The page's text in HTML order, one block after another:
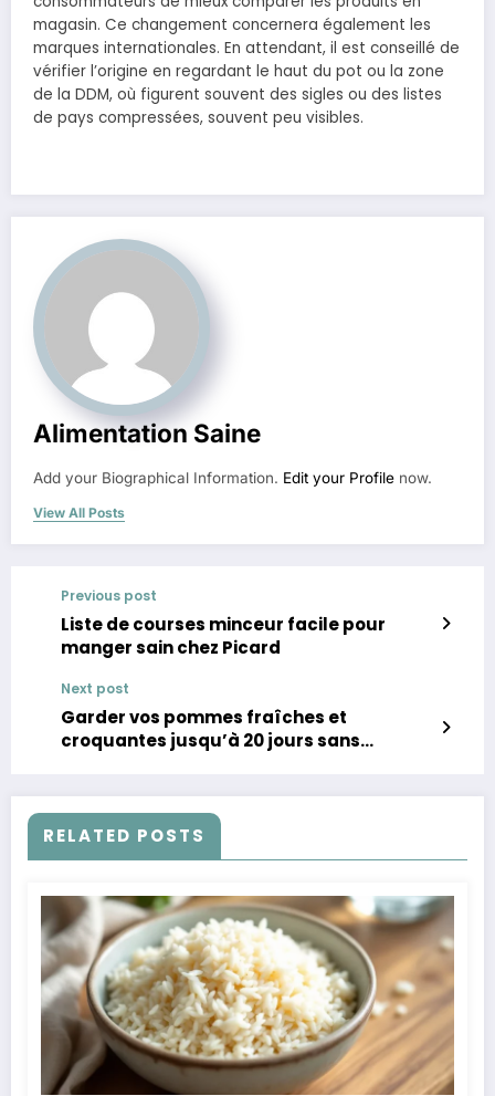
magasin. Ce changement concernera également les
marques internationales. En attendant, il est conseillé de
vérifier l’origine en regardant le haut du pot ou la zone
de la DDM, où figurent souvent des sigles ou des listes
de pays compressées, souvent peu visibles.
Alimentation Saine
Add your Biographical Information. Edit your Profile now.
View All Posts
Previous post
Liste de courses minceur facile pour
manger sain chez Picard
Next post
Garder vos pommes fraîches et
croquantes jusqu’à 20 jours sans
RELATED POSTS